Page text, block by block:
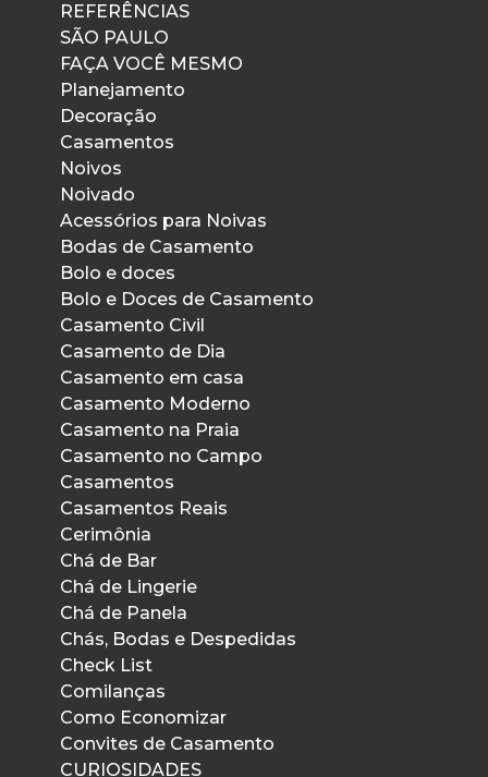
REFERÊNCIAS
SÃO PAULO
FAÇA VOCÊ MESMO
Planejamento
Decoração
Casamentos
Noivos
Noivado
Acessórios para Noivas
Bodas de Casamento
Bolo e doces
Bolo e Doces de Casamento
Casamento Civil
Casamento de Dia
Casamento em casa
Casamento Moderno
Casamento na Praia
Casamento no Campo
Casamentos
Casamentos Reais
Cerimônia
Chá de Bar
Chá de Lingerie
Chá de Panela
Chás, Bodas e Despedidas
Check List
Comilanças
Como Economizar
Convites de Casamento
CURIOSIDADES